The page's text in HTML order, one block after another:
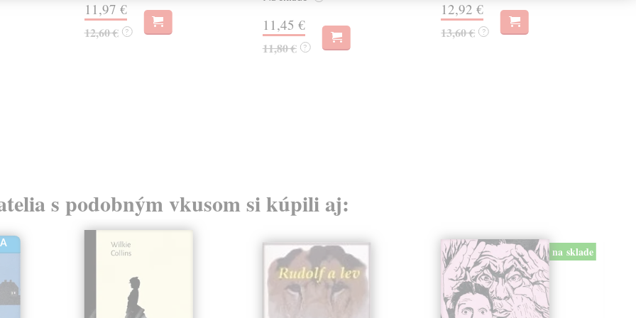
11,97 €
12,60 € ? 11,45 €
11,80 € ?
12,92 €
13,60 € ?
s podobným vkusom si kúpili aj:
na sklade